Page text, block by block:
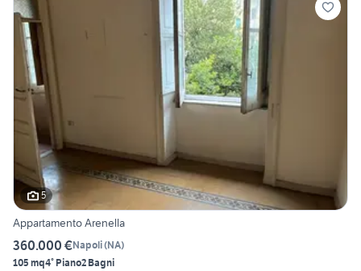
5
Appartamento Arenella
360.000 €Napoli(NA)
105 mq4° Piano2 Bagni